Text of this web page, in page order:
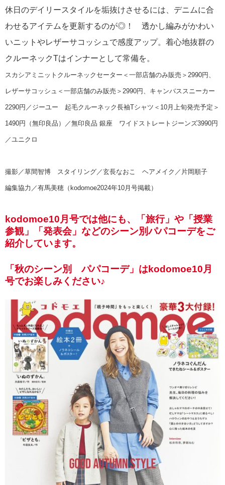
休日のデイリースタイルを垢抜けさせるには、デニムに合
わせるアイテムを更新するのが◎！ 透かし編みがかわい
いニットやレザーサコッシュで感度アップ。着心地抜群の
クルーネックTはインナーとして常備を。
スカシアミニットクルーネックセーター＜一部店舗のみ販売＞2990円、
レザーサコッシュ＜一部店舗のみ販売＞2990円、キャンバススニーカー
2290円／ジーユー 起毛クルーネック長袖Tシャツ＜10月上旬発売予定＞
1490円（無印良品）／無印良品 銀座 ワイドストレートジーンズ3990円
／ユニクロ
撮影／草間智博 スタイリング／玄長なおこ ヘアメイク／片岡順子
編集協力／有馬美穂（kodomoe2024年10月号掲載）
kodomoe10月号では他にも、「旅行」や「授業
参観」「発表会」などのシーン別パパコーデをご
紹介しています。
「秋のシーン別 パパコーデ」はkodomoe10月
号でお楽しみください♪